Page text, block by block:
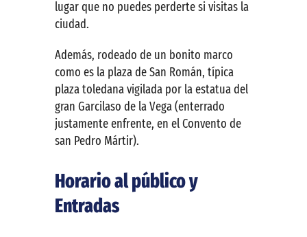
lugar que no puedes perderte si visitas la
ciudad.
Además, rodeado de un bonito marco
como es la plaza de San Román, típica
plaza toledana vigilada por la estatua del
gran Garcilaso de la Vega (enterrado
justamente enfrente, en el Convento de
san Pedro Mártir).
Horario al público y
Entradas